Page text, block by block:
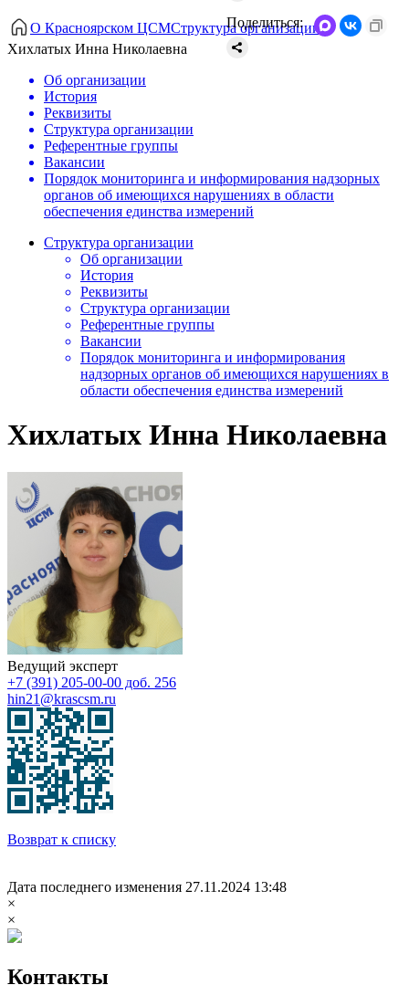
О Красноярском ЦСМСтруктура организации
Хихлатых Инна Николаевна
Поделиться:
Об организации
История
Реквизиты
Структура организации
Референтные группы
Вакансии
Порядок мониторинга и информирования надзорных
органов об имеющихся нарушениях в области
обеспечения единства измерений
Структура организации
Об организации
История
Реквизиты
Структура организации
Референтные группы
Вакансии
Порядок мониторинга и информирования
надзорных органов об имеющихся нарушениях в
области обеспечения единства измерений
Хихлатых Инна Николаевна
Ведущий эксперт
+7 (391) 205-00-00 доб. 256
hin21@krascsm.ru
Возврат к списку
Дата последнего изменения 27.11.2024 13:48
×
×
Контакты